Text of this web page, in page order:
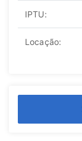
IPTU:
Locação: